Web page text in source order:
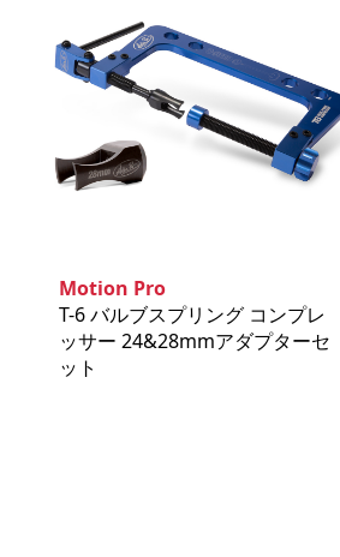
Motion Pro
T-6 バルブスプリング コンプレ
ッサー 24&28mmアダプターセ
ット